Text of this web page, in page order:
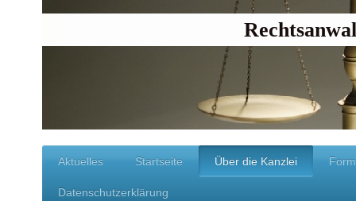
Aktuelles Startseite Über die Kanzlei
Datenschutzerklärung